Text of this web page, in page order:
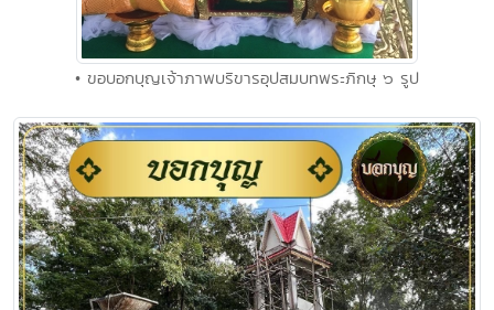
• ขอบอกบุญเจ้าภาพบริขารอุปสมบทพระภิกษุ ๖ รูป